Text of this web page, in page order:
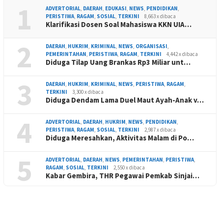
1 ADVERTORIAL, DAERAH, EDUKASI, NEWS, PENDIDIKAN,
PERISTIWA, RAGAM, SOSIAL, TERKINI 8,663 x dibaca
Klarifikasi Dosen Soal Mahasiswa KKN UIA…
2 DAERAH, HUKRIM, KRIMINAL, NEWS, ORGANISASI,
PEMERINTAHAN, PERISTIWA, RAGAM, TERKINI 4,442 x dibaca
Diduga Tilap Uang Brankas Rp3 Miliar unt…
3 DAERAH, HUKRIM, KRIMINAL, NEWS, PERISTIWA, RAGAM,
TERKINI
3,300 x dibaca
Diduga Dendam Lama Duel Maut Ayah-Anak v…
4 ADVERTORIAL, DAERAH, HUKRIM, NEWS, PENDIDIKAN,
PERISTIWA, RAGAM, SOSIAL, TERKINI 2,987 x dibaca
Diduga Meresahkan, Aktivitas Malam di Po…
5 ADVERTORIAL, DAERAH, NEWS, PEMERINTAHAN, PERISTIWA,
RAGAM, SOSIAL, TERKINI 2,550 x dibaca
Kabar Gembira, THR Pegawai Pemkab Sinjai…